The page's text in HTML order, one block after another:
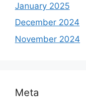
January 2025
December 2024
November 2024
Meta